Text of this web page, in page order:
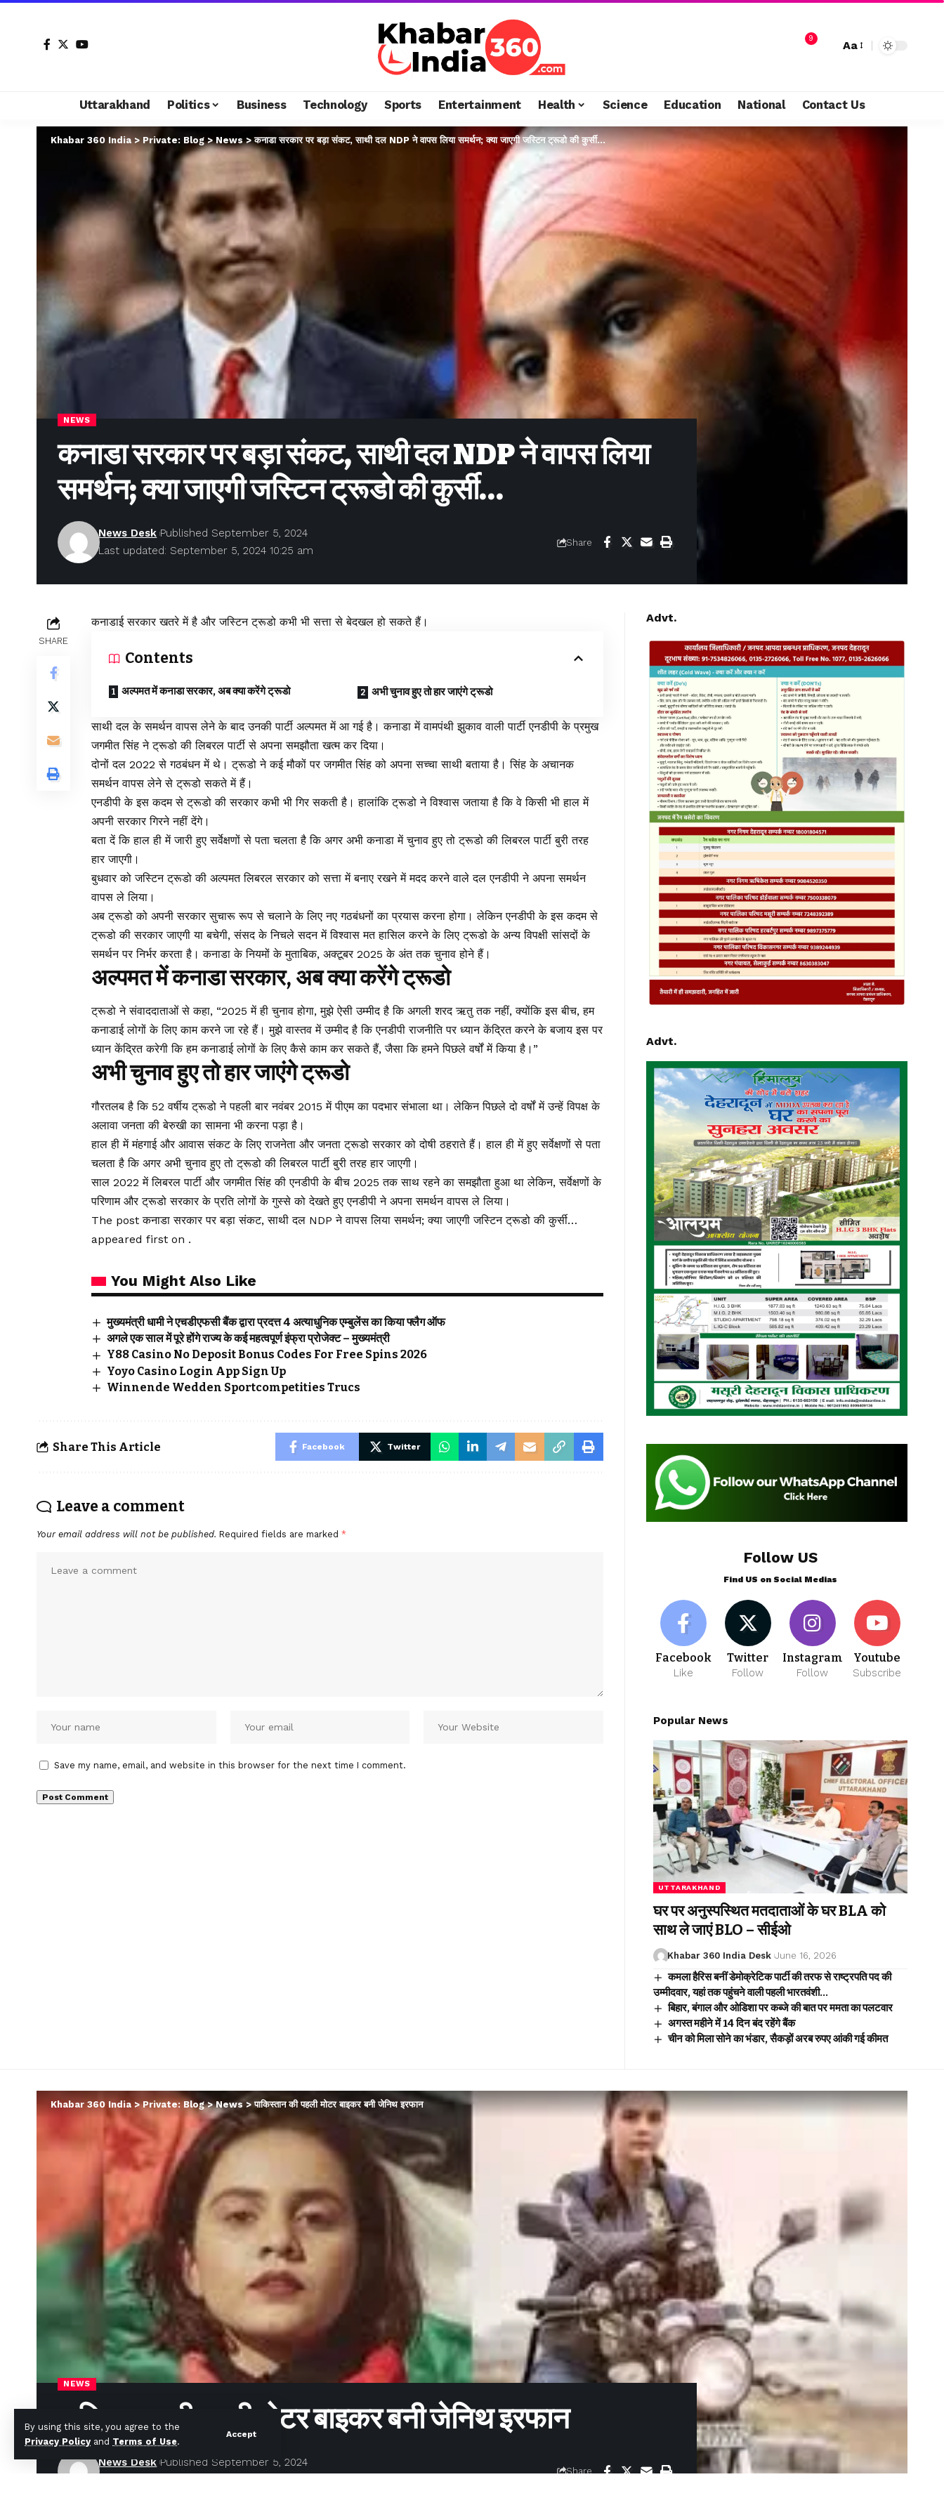
By using this site, you agree to the
Privacy Policy and Terms of Use.
Accept
9
Aa
Uttarakhand Politics Business Technology Sports Entertainment Health Science Education National Contact Us
Khabar 360 India> Private: Blog>News>कनाडा सरकार पर बड़ा संकट, साथी दल NDP ने वापस लिया समर्थन; क्या जाएगी जस्टिन ट्रूडो की कुर्सी…
NEWS
कनाडा सरकार पर बड़ा संकट, साथी दल NDP ने वापस लिया
समर्थन; क्या जाएगी जस्टिन ट्रूडो की कुर्सी…
Last updated: September 5, 2024 10:25 am
News Desk Published September 5, 2024
Share
SHARE
कनाडाई सरकार खतरे में है और जस्टिन ट्रूडो कभी भी सत्ता से बेदखल हो सकते हैं।
Contents
अल्पमत में कनाडा सरकार, अब क्या करेंगे ट्रूडो अभी चुनाव हुए तो हार जाएंगे ट्रूडो
साथी दल के समर्थन वापस लेने के बाद उनकी पार्टी अल्पमत में आ गई है। कनाडा में वामपंथी झुकाव वाली पार्टी एनडीपी के प्रमुख
जगमीत सिंह ने ट्रूडो की लिबरल पार्टी से अपना समझौता खत्म कर दिया।
दोनों दल 2022 से गठबंधन में थे। ट्रूडो ने कई मौकों पर जगमीत सिंह को अपना सच्चा साथी बताया है। सिंह के अचानक
समर्थन वापस लेने से ट्रूडो सकते में हैं।
एनडीपी के इस कदम से ट्रूडो की सरकार कभी भी गिर सकती है। हालांकि ट्रूडो ने विश्वास जताया है कि वे किसी भी हाल में
अपनी सरकार गिरने नहीं देंगे।
बता दें कि हाल ही में जारी हुए सर्वेक्षणों से पता चलता है कि अगर अभी कनाडा में चुनाव हुए तो ट्रूडो की लिबरल पार्टी बुरी तरह
हार जाएगी।
बुधवार को जस्टिन ट्रूडो की अल्पमत लिबरल सरकार को सत्ता में बनाए रखने में मदद करने वाले दल एनडीपी ने अपना समर्थन
वापस ले लिया।
अब ट्रूडो को अपनी सरकार सुचारू रूप से चलाने के लिए नए गठबंधनों का प्रयास करना होगा। लेकिन एनडीपी के इस कदम से
ट्रूडो की सरकार जाएगी या बचेगी, संसद के निचले सदन में विश्वास मत हासिल करने के लिए ट्रूडो के अन्य विपक्षी सांसदों के
समर्थन पर निर्भर करता है। कनाडा के नियमों के मुताबिक, अक्टूबर 2025 के अंत तक चुनाव होने हैं।
अल्पमत में कनाडा सरकार, अब क्या करेंगे ट्रूडो
ट्रूडो ने संवाददाताओं से कहा, “2025 में ही चुनाव होगा, मुझे ऐसी उम्मीद है कि अगली शरद ऋतु तक नहीं, क्योंकि इस बीच, हम
कनाडाई लोगों के लिए काम करने जा रहे हैं। मुझे वास्तव में उम्मीद है कि एनडीपी राजनीति पर ध्यान केंद्रित करने के बजाय इस पर
ध्यान केंद्रित करेगी कि हम कनाडाई लोगों के लिए कैसे काम कर सकते हैं, जैसा कि हमने पिछले वर्षों में किया है।”
अभी चुनाव हुए तो हार जाएंगे ट्रूडो
गौरतलब है कि 52 वर्षीय ट्रूडो ने पहली बार नवंबर 2015 में पीएम का पदभार संभाला था। लेकिन पिछले दो वर्षों में उन्हें विपक्ष के
अलावा जनता की बेरुखी का सामना भी करना पड़ा है।
हाल ही में मंहगाई और आवास संकट के लिए राजनेता और जनता ट्रूडो सरकार को दोषी ठहराते हैं। हाल ही में हुए सर्वेक्षणों से पता
चलता है कि अगर अभी चुनाव हुए तो ट्रूडो की लिबरल पार्टी बुरी तरह हार जाएगी।
साल 2022 में लिबरल पार्टी और जगमीत सिंह की एनडीपी के बीच 2025 तक साथ रहने का समझौता हुआ था लेकिन, सर्वेक्षणों के
परिणाम और ट्रूडो सरकार के प्रति लोगों के गुस्से को देखते हुए एनडीपी ने अपना समर्थन वापस ले लिया।
The post कनाडा सरकार पर बड़ा संकट, साथी दल NDP ने वापस लिया समर्थन; क्या जाएगी जस्टिन ट्रूडो की कुर्सी…
appeared first on .
You Might Also Like
मुख्यमंत्री धामी ने एचडीएफसी बैंक द्वारा प्रदत्त 4 अत्याधुनिक एम्बुलेंस का किया फ्लैग ऑफ
अगले एक साल में पूरे होंगे राज्य के कई महत्वपूर्ण इंफ्रा प्रोजेक्ट – मुख्यमंत्री
Y88 Casino No Deposit Bonus Codes For Free Spins 2026
Yoyo Casino Login App Sign Up
Winnende Wedden Sportcompetities Trucs
Share This Article Facebook Twitter
Leave a comment
Your email address will not be published. Required fields are marked *
Save my name, email, and website in this browser for the next time I comment.
Advt.
Advt.
Follow US
Find US on Social Medias
Facebook
Like
Twitter
Follow
Instagram
Follow
Youtube
Subscribe
Popular News
UTTARAKHAND
घर पर अनुस्पस्थित मतदाताओं के घर BLA को
साथ ले जाएं BLO – सीईओ
Khabar 360 India Desk June 16, 2026
कमला हैरिस बनीं डेमोक्रेटिक पार्टी की तरफ से राष्ट्रपति पद की
उम्मीदवार, यहां तक पहुंचने वाली पहली भारतवंशी…
बिहार, बंगाल और ओडिशा पर कब्जे की बात पर ममता का पलटवार
अगस्त महीने में 14 दिन बंद रहेंगे बैंक
चीन को मिला सोने का भंडार, सैकड़ों अरब रुपए आंकी गई कीमत
Khabar 360 India>Private: Blog>News>पाकिस्‍तान की पहली मोटर बाइकर बनी जेनिथ इरफान
NEWS
पाकिस्‍तान की पहली मोटर बाइकर बनी जेनिथ इरफान
News Desk Published September 5, 2024
Share